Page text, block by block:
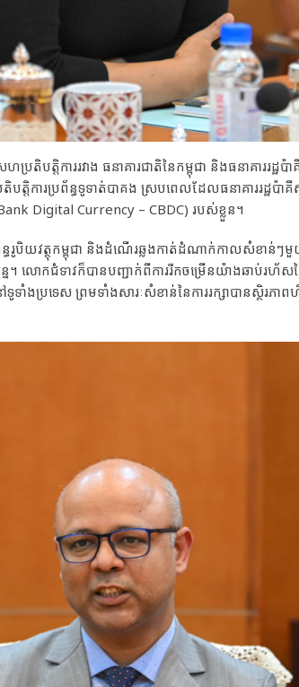
តិបត្តិការរវាង ធនាគារជាតិនៃកម្ពុជា និងធនាគាររដ្
តិការប្រព័ន្ធទូទាត់បាគង ស្របពេលដែលធនាគាររដ្ឋប៉ាគី
Digital Currency – CBDC) របស់ខ្លួន។
ធរូបិយវត្ថុកម្ពុជា និងដំណើរឆ្លងកាត់ដំណាក់កាលសំខាន់ៗ
ន្ន។ លោកជំទាវក៏បានបញ្ជាក់ពីការរីកចម្រើនយ៉ាងឆាប់រហ័
ងប្រទេស ព្រមទាំងសារៈសំខាន់នៃការរក្សាបានស្ថិរភាព